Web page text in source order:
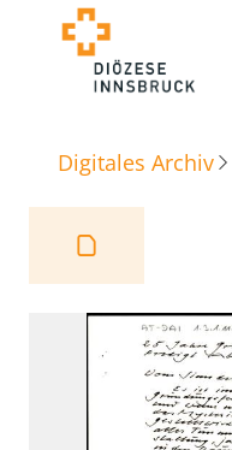
Digitales Archiv